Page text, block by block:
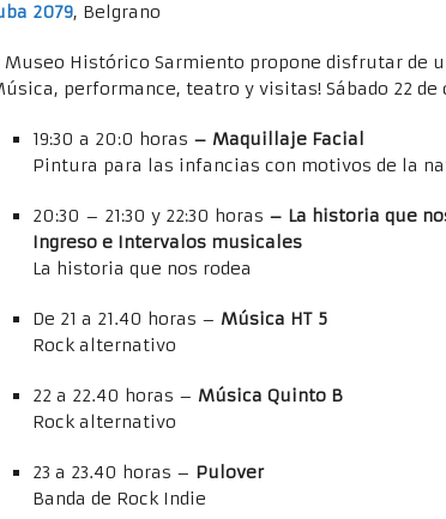
2079, Belgrano
Museo Histórico Sarmiento propone disfrutar de
performance, teatro y visitas! Sábado 22 de
19:30 a 20:0 horas – Maquillaje Facial
Pintura para las infancias con motivos de la
20:30 – 21:30 y 22:30 horas – La historia que
Ingreso e Intervalos musicales
La historia que nos rodea
De 21 a 21.40 horas – Música HT 5
Rock alternativo
22 a 22.40 horas – Música Quinto B
Rock alternativo
23 a 23.40 horas – Pulover
Banda de Rock Indie